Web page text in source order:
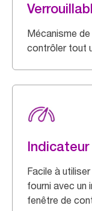
Mécanisme
contrôler tout
Facile à
fourni avec un
fenêtre de